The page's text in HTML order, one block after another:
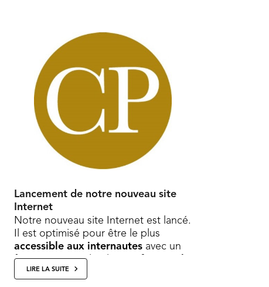
Lancement de notre nouveau site
Internet
Notre nouveau site Internet est lancé.
Il est optimisé pour être le plus
accessible aux internautesavec un
focus pour être le plus
conforme à la
LIRE LA SUITE